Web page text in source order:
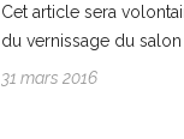
Cet article sera
du vernissage du salon
31 mars 2016